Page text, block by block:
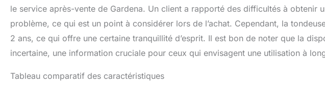
le service après-vente de Gardena. Un client a rapporté des difficultés à obtenir
problème, ce qui est un point à considérer lors de l’achat. Cependant, la
2 ans, ce qui offre une certaine tranquillité d’esprit. Il est bon de noter que la
incertaine, une information cruciale pour ceux qui envisagent une utilisation à
Tableau comparatif des caractéristiques